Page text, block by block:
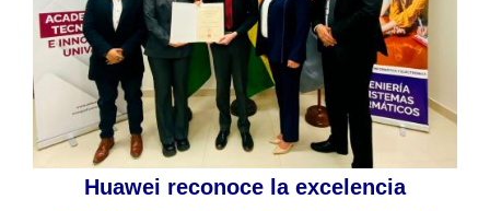
Huawei reconoce la excelencia